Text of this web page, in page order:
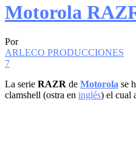
Motorola
Por
ARLECO PRODUCCIONES
7
La serie RAZR de Motorola se
clamshell (ostra en inglés) el cual